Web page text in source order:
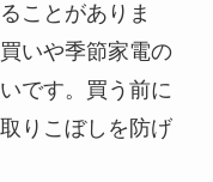
ことがありま
いや季節家電の
です。買う前に
りこぼしを防げ